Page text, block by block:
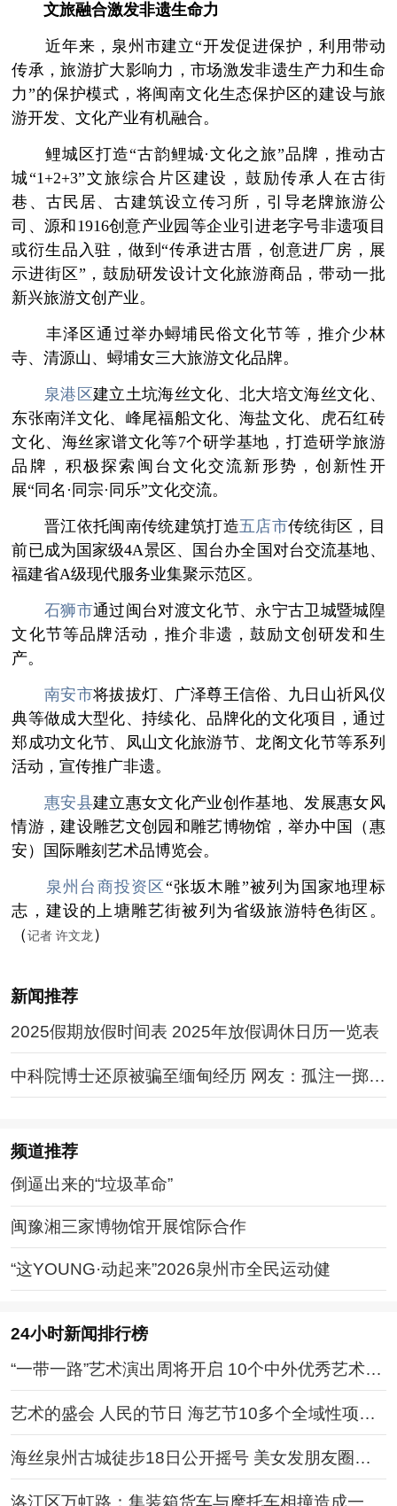
文旅融合激发非遗生命力
近年来，泉州市建立“开发促进保护，利用带动
传承，旅游扩大影响力，市场激发非遗生产力和生命
力”的保护模式，将闽南文化生态保护区的建设与旅
游开发、文化产业有机融合。
鲤城区打造“古韵鲤城·文化之旅”品牌，推动古
城“1+2+3”文旅综合片区建设，鼓励传承人在古街
巷、古民居、古建筑设立传习所，引导老牌旅游公
司、源和1916创意产业园等企业引进老字号非遗项目
或衍生品入驻，做到“传承进古厝，创意进厂房，展
示进街区”，鼓励研发设计文化旅游商品，带动一批
新兴旅游文创产业。
丰泽区通过举办蟳埔民俗文化节等，推介少林
寺、清源山、蟳埔女三大旅游文化品牌。
泉港区建立土坑海丝文化、北大培文海丝文化、
东张南洋文化、峰尾福船文化、海盐文化、虎石红砖
文化、海丝家谱文化等7个研学基地，打造研学旅游
品牌，积极探索闽台文化交流新形势，创新性开
展“同名·同宗·同乐”文化交流。
晋江依托闽南传统建筑打造五店市传统街区，目
前已成为国家级4A景区、国台办全国对台交流基地、
福建省A级现代服务业集聚示范区。
石狮市通过闽台对渡文化节、永宁古卫城暨城隍
文化节等品牌活动，推介非遗，鼓励文创研发和生
产。
南安市将拔拔灯、广泽尊王信俗、九日山祈风仪
典等做成大型化、持续化、品牌化的文化项目，通过
郑成功文化节、凤山文化旅游节、龙阁文化节等系列
活动，宣传推广非遗。
惠安县建立惠女文化产业创作基地、发展惠女风
情游，建设雕艺文创园和雕艺博物馆，举办中国（惠
安）国际雕刻艺术品博览会。
泉州台商投资区 “张坂木雕”被列为国家地理标
志，建设的上塘雕艺街被列为省级旅游特色街区。
（记者 许文龙）
新闻推荐
2025假期放假时间表 2025年放假调休日历一览表
中科院博士还原被骗至缅甸经历 网友：孤注一掷现
实版
频道推荐
倒逼出来的“垃圾革命”
闽豫湘三家博物馆开展馆际合作
“这YOUNG·动起来”2026泉州市全民运动健
24小时新闻排行榜
“一带一路”艺术演出周将开启 10个中外优秀艺术团
献艺
艺术的盛会 人民的节日 海艺节10多个全域性项目
异彩纷呈
海丝泉州古城徒步18日公开摇号 美女发朋友圈：
摇到号就嫁给你
洛江区万虹路：集装箱货车与摩托车相撞造成一死